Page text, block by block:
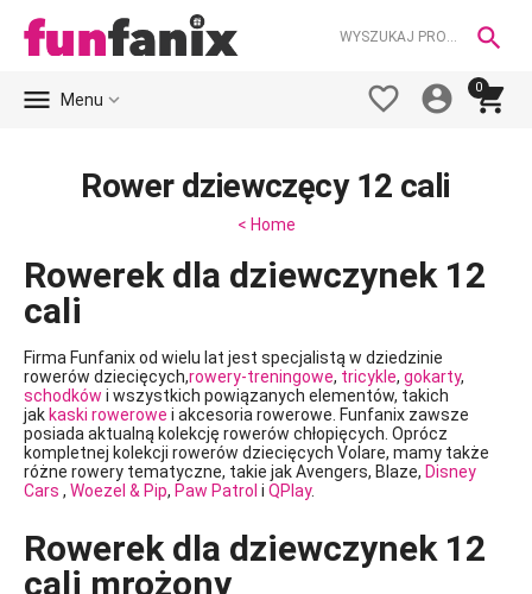

0



 Menu 
Rower dziewczęcy 12 cali
< Home
Rowerek dla dziewczynek 12
cali
Firma Funfanix od wielu lat jest specjalistą w dziedzinie
rowerów dziecięcych,rowery-treningowe, tricykle, gokarty,
schodków i wszystkich powiązanych elementów, takich
jak kaski rowerowe i akcesoria rowerowe. Funfanix zawsze
posiada aktualną kolekcję rowerów chłopięcych. Oprócz
kompletnej kolekcji rowerów dziecięcych Volare, mamy także
różne rowery tematyczne, takie jak Avengers, Blaze, Disney
Cars , Woezel & Pip, Paw Patrol i QPlay.
Rowerek dla dziewczynek 12
cali mrożony